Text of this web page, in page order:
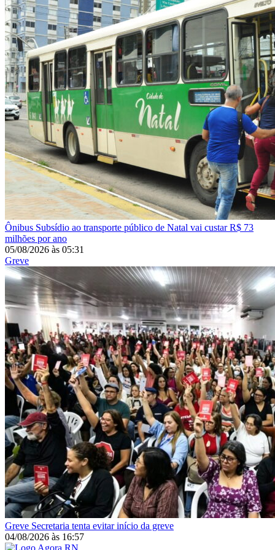
Ônibus Subsídio ao transporte público de Natal vai custar R$ 73
milhões por ano
05/08/2026 às 05:31
Greve
Greve Secretaria tenta evitar início da greve
04/08/2026 às 16:57